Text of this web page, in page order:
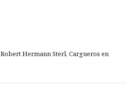
Robert Hermann Sterl, Cargueros en